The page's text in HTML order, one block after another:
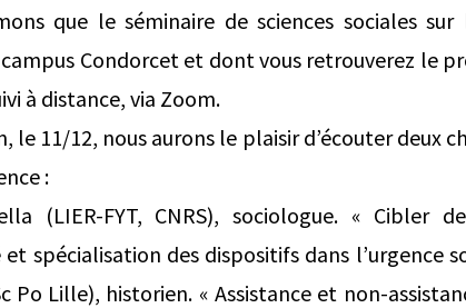
que le séminaire de sciences sociales
Condorcet et dont vous retrouverez le
à distance, via Zoom.
le 11/12, nous aurons le plaisir d’écouter deux
:
(LIER-FYT, CNRS), sociologue. « Cibler
spécialisation des dispositifs dans l’urgence
Po Lille), historien. « Assistance et non-